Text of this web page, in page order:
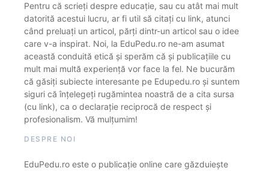
Pentru că scrieți despre educație, sau cu atât mai mult
datorită acestui lucru, ar fi util să citați cu link, atunci
când preluați un articol, părți dintr-un articol sau o idee
care v-a inspirat. Noi, la EduPedu.ro ne-am asumat
această conduită etică și sperăm că și publicațiile cu
mult mai multă experiență vor face la fel. Ne bucurăm
că găsiți subiecte interesante pe Edupedu.ro și suntem
siguri că înțelegeți rugămintea noastră de a cita sursa
(cu link), ca o declarație reciprocă de respect și
profesionalism. Vă mulțumim!
DESPRE NOI
EduPedu.ro este o publicație online care găzduiește